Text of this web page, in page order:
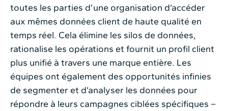
toutes les parties d’une organisation d’accéder
aux mêmes données client de haute qualité en
temps réel. Cela élimine les silos de données,
rationalise les opérations et fournit un profil client
plus unifié à travers une marque entière. Les
équipes ont également des opportunités infinies
de segmenter et d’analyser les données pour
répondre à leurs campagnes ciblées spécifiques –